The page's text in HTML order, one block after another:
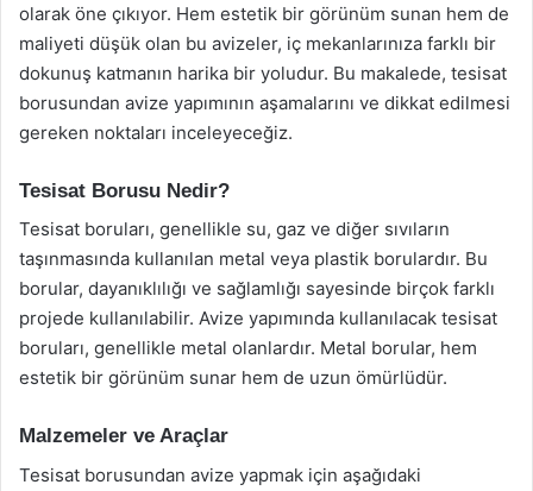
olarak öne çıkıyor. Hem estetik bir görünüm sunan hem de
maliyeti düşük olan bu avizeler, iç mekanlarınıza farklı bir
dokunuş katmanın harika bir yoludur. Bu makalede, tesisat
borusundan avize yapımının aşamalarını ve dikkat edilmesi
gereken noktaları inceleyeceğiz.
Tesisat Borusu Nedir?
Tesisat boruları, genellikle su, gaz ve diğer sıvıların
taşınmasında kullanılan metal veya plastik borulardır. Bu
borular, dayanıklılığı ve sağlamlığı sayesinde birçok farklı
projede kullanılabilir. Avize yapımında kullanılacak tesisat
boruları, genellikle metal olanlardır. Metal borular, hem
estetik bir görünüm sunar hem de uzun ömürlüdür.
Malzemeler ve Araçlar
Tesisat borusundan avize yapmak için aşağıdaki